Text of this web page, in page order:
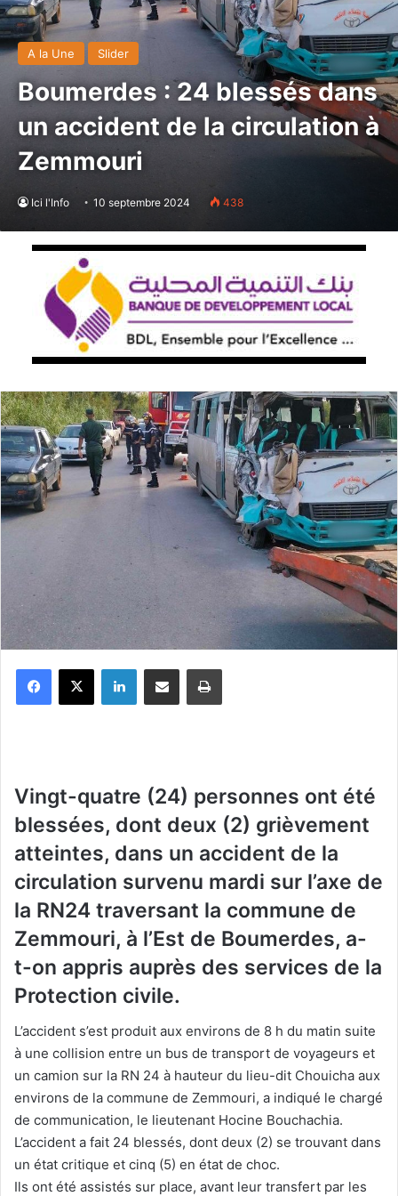
A la Une Slider
Boumerdes : 24 blessés dans
un accident de la circulation à
Zemmouri
Ici l'Info 10 septembre 2024 438
Vingt-quatre (24) personnes ont été
blessées, dont deux (2) grièvement
atteintes, dans un accident de la
circulation survenu mardi sur l’axe de
la RN24 traversant la commune de
Zemmouri, à l’Est de Boumerdes, a-
t-on appris auprès des services de la
Protection civile.
L’accident s’est produit aux environs de 8 h du matin suite
à une collision entre un bus de transport de voyageurs et
un camion sur la RN 24 à hauteur du lieu-dit Chouicha aux
environs de la commune de Zemmouri, a indiqué le chargé
de communication, le lieutenant Hocine Bouchachia.
L’accident a fait 24 blessés, dont deux (2) se trouvant dans
un état critique et cinq (5) en état de choc.
Ils ont été assistés sur place, avant leur transfert par les